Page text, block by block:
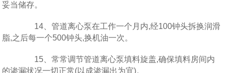
妥当储存。
14、管道离心泵在工作一个月内,经100钟头拆换润滑
脂,之后每一个500钟头,换机油一次。
15、常常调节管道离心泵填料旋盖,确保填料房间内
的渗漏状况一切正常(以成渗漏出为宜)。